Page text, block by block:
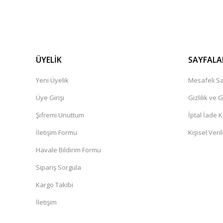
ÜYELİK
Yeni Üyelik
Üye Girişi
Şifremi Unuttum
İletişim Formu
Havale Bildirim Formu
Sipariş Sorgula
Kargo Takibi
İletişim
Mesafeli
Gizlilik ve
İptal İade
Kişisel